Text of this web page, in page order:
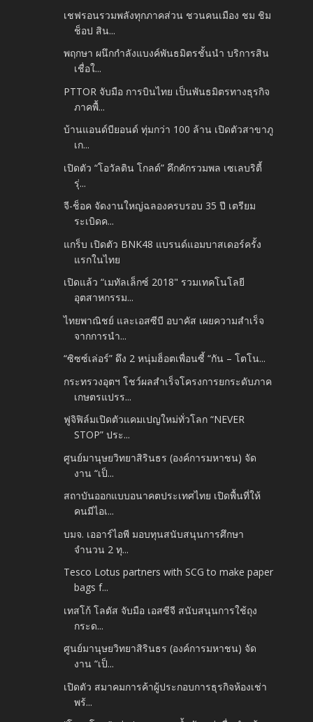
เชฟรอนรวมพลังทุกภาคส่วน ชวนคนเมือง ชม ชิม
ช็อป สิน...
พฤกษา ผนึกกำลังแบงค์พันธมิตรชั้นนำ บริการสิน
เชื่อใ...
PTTOR จับมือ การบินไทย เป็นพันธมิตรทางธุรกิจ
ภาคพื้...
บ้านแอนด์บียอนด์ ทุ่มกว่า 100 ล้าน เปิดตัวสาขาภู
เก...
เปิดตัว “โอวัลติน โกลด์” คึกคักรวมพล เซเลบริตี้
รุ่...
จี-ช็อค จัดงานใหญ่ฉลองครบรอบ 35 ปี เตรียม
ระเบิดค...
แกร็บ เปิดตัว BNK48 แบรนด์แอมบาสเดอร์ครั้ง
แรกในไทย
เปิดแล้ว “เมทัลเล็กซ์ 2018" รวมเทคโนโลยี
อุตสาหกรรม...
ไทยพาณิชย์ และเอสซีบี อบาคัส เผยความสำเร็จ
จากการนำ...
“ซิซซ์เล่อร์” ดึง 2 หนุ่มฮ็อตเพื่อนซี้ “กัน – โตโน...
กระทรวงอุตฯ โชว์ผลสำเร็จโครงการยกระดับภาค
เกษตรแปรร...
ฟูจิฟิล์มเปิดตัวแคมเปญใหม่ทั่วโลก “NEVER
STOP” ประ...
ศูนย์มานุษยวิทยาสิรินธร (องค์การมหาชน) จัด
งาน “เป็...
สถาบันออกแบบอนาคตประเทศไทย เปิดพื้นที่ให้
คนมีไอเ...
บมจ. เออาร์ไอพี มอบทุนสนับสนุนการศึกษา
จำนวน 2 ทุ...
Tesco Lotus partners with SCG to make paper
bags f...
เทสโก้ โลตัส จับมือ เอสซีจี สนับสนุนการใช้ถุง
กระด...
ศูนย์มานุษยวิทยาสิรินธร (องค์การมหาชน) จัด
งาน “เป็...
เปิดตัว สมาคมการค้าผู้ประกอบการธุรกิจห้องเช่า
พร้...